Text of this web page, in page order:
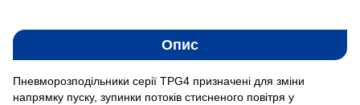
Опис
Пневморозподільники серії ТРG4 призначені для зміни
напрямку пуску, зупинки потоків стисненого повітря у